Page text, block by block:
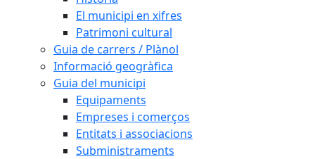
El municipi en xifres
Patrimoni cultural
Guia de carrers / Plànol
Informació geogràfica
Guia del municipi
Equipaments
Empreses i comerços
Entitats i associacions
Subministraments